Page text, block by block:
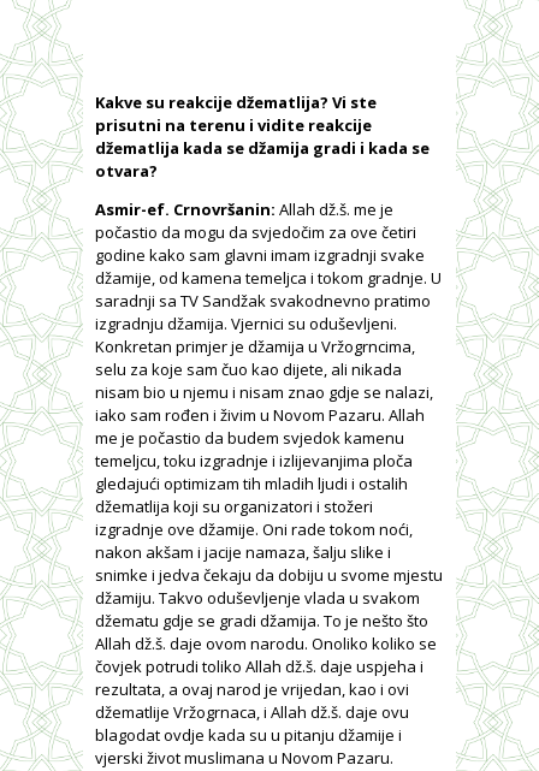
Kakve su reakcije džematlija? Vi ste
prisutni na terenu i vidite reakcije
džematlija kada se džamija gradi i kada se
otvara?
Asmir-ef. Crnovršanin: Allah dž.š. me je
počastio da mogu da svjedočim za ove četiri
godine kako sam glavni imam izgradnji svake
džamije, od kamena temeljca i tokom gradnje. U
saradnji sa TV Sandžak svakodnevno pratimo
izgradnju džamija. Vjernici su oduševljeni.
Konkretan primjer je džamija u Vržogrncima,
selu za koje sam čuo kao dijete, ali nikada
nisam bio u njemu i nisam znao gdje se nalazi,
iako sam rođen i živim u Novom Pazaru. Allah
me je počastio da budem svjedok kamenu
temeljcu, toku izgradnje i izlijevanjima ploča
gledajući optimizam tih mladih ljudi i ostalih
džematlija koji su organizatori i stožeri
izgradnje ove džamije. Oni rade tokom noći,
nakon akšam i jacije namaza, šalju slike i
snimke i jedva čekaju da dobiju u svome mjestu
džamiju. Takvo oduševljenje vlada u svakom
džematu gdje se gradi džamija. To je nešto što
Allah dž.š. daje ovom narodu. Onoliko koliko se
čovjek potrudi toliko Allah dž.š. daje uspjeha i
rezultata, a ovaj narod je vrijedan, kao i ovi
džematlije Vržogrnaca, i Allah dž.š. daje ovu
blagodat ovdje kada su u pitanju džamije i
vjerski život muslimana u Novom Pazaru.